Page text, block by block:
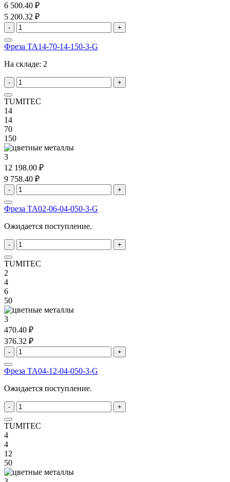
6 500.40 ₽
5 200.32 ₽
- +
Фреза TA14-70-14-150-3-G
На складе: 2
- +
TUMITEC
14
14
70
150
3
12 198.00 ₽
9 758.40 ₽
- +
Фреза TA02-06-04-050-3-G
Ожидается поступление.
- +
TUMITEC
2
4
6
50
3
470.40 ₽
376.32 ₽
- +
Фреза TA04-12-04-050-3-G
Ожидается поступление.
- +
TUMITEC
4
4
12
50